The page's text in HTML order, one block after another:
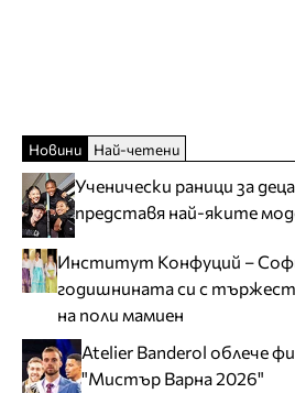
Новини Най-четени
Ученически раници за
представя най-яките
Институт Конфуций –
годишнината си с
на поли мамиен
Atelier Banderol облече
"Мистър Варна 2026"